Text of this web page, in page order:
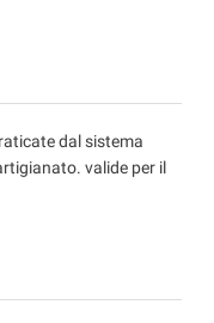
dal sistema
valide per il